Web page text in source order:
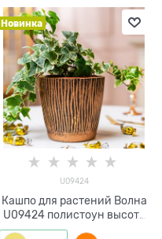
Новинка
U09424
Кашпо для растений Волна
U09424 полистоун высота
14см